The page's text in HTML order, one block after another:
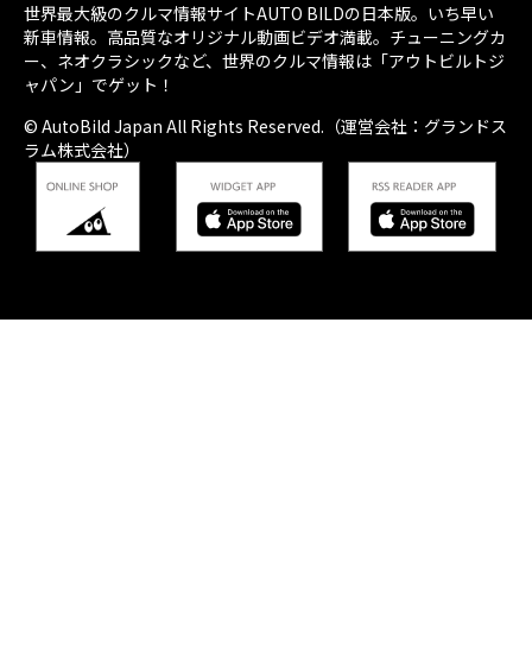
世界最大級のクルマ情報サイトAUTO BILDの日本版。いち早い
新車情報。高品質なオリジナル動画ビデオ満載。チューニングカ
ー、ネオクラシックなど、世界のクルマ情報は「アウトビルトジ
ャパン」でゲット！
© AutoBild Japan All Rights Reserved.（運営会社：グランドス
ラム株式会社）